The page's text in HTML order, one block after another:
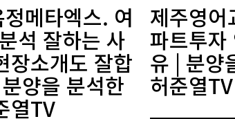
메타엑스. 여
석 잘하는 사
장소개도 잘합
양을 분석한
열TV
제주영
파트투자
유 | 분양
허준열TV